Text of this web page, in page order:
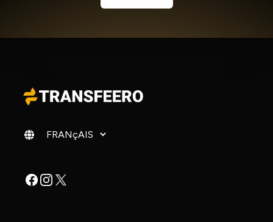
Changer de langue
Facebook
Instagram
X